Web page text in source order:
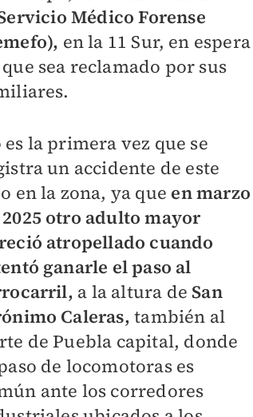
Médico Forense
en la 11 Sur, en espera
sea reclamado por sus
es la primera vez que se
un accidente de este
en la zona, ya que en marzo
2025 otro adulto mayor
atropellado cuando
ganarle el paso al
a la altura de San
Caleras, también al
de Puebla capital, donde
de locomotoras es
ante los corredores